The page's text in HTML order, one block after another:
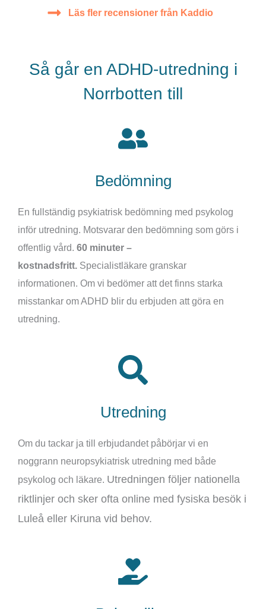
Läs fler recensioner från Kaddio
Så går en ADHD-utredning i
Norrbotten till
Bedömning
En fullständig psykiatrisk bedömning med psykolog
inför utredning. Motsvarar den bedömning som görs i
offentlig vård. 60 minuter –
kostnadsfritt. Specialistläkare granskar
informationen. Om vi bedömer att det finns starka
misstankar om ADHD blir du erbjuden att göra en
utredning.
Utredning
Om du tackar ja till erbjudandet påbörjar vi en
noggrann neuropsykiatrisk utredning med både
psykolog och läkare. Utredningen följer nationella
riktlinjer och sker ofta online med fysiska besök i
Luleå eller Kiruna vid behov.